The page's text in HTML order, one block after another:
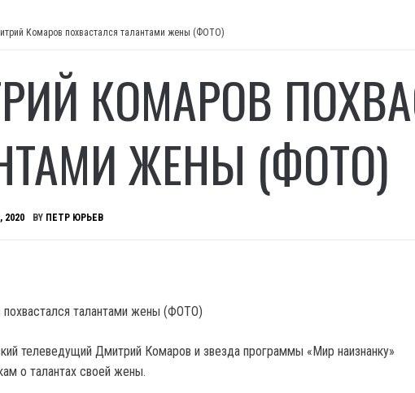
Комаров похвастался талантами жены (ФОТО)
КОМАРОВ
ЖЕНЫ (ФОТО)
2020 BY ПЕТР ЮРЬЕВ
телеведущий Дмитрий Комаров и звезда программы «Мир наизнанку»
о талантах своей жены.